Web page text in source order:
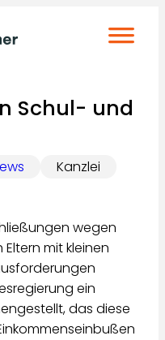
Schul- und
Kanzlei
wegen
mit kleinen
ein
das diese